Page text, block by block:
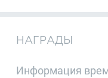
НАГРАДЫ
Информация